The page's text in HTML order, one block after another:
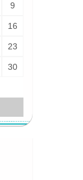
9
16
23
30